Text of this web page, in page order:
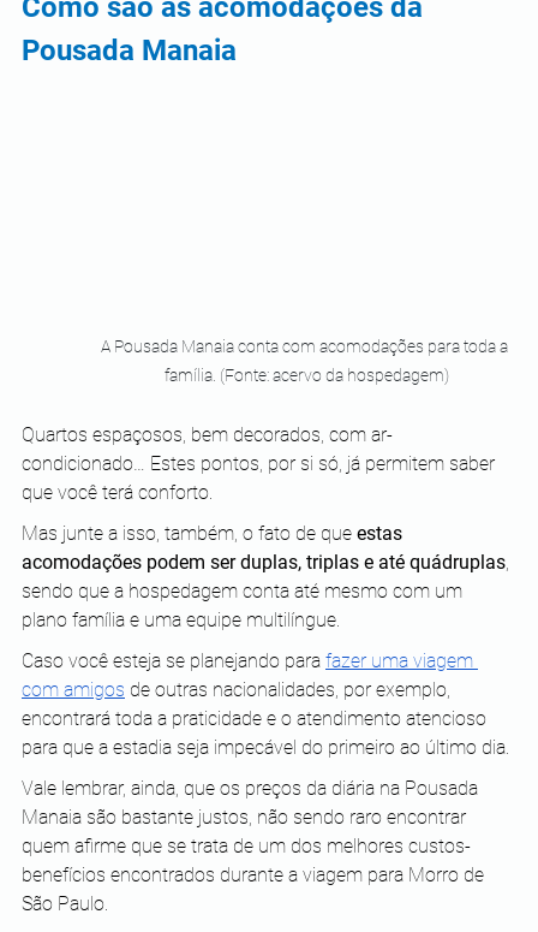
Como são as acomodações da
Pousada Manaia
A Pousada Manaia conta com acomodações para toda a
família. (Fonte: acervo da hospedagem)
Quartos espaçosos, bem decorados, com ar-
condicionado… Estes pontos, por si só, já permitem saber
que você terá conforto.
Mas junte a isso, também, o fato de que estas
acomodações podem ser duplas, triplas e até quádruplas,
sendo que a hospedagem conta até mesmo com um
plano família e uma equipe multilíngue.
Caso você esteja se planejando para fazer uma viagem
com amigos de outras nacionalidades, por exemplo,
encontrará toda a praticidade e o atendimento atencioso
para que a estadia seja impecável do primeiro ao último dia.
Vale lembrar, ainda, que os preços da diária na Pousada
Manaia são bastante justos, não sendo raro encontrar
quem afirme que se trata de um dos melhores custos-
benefícios encontrados durante a viagem para Morro de
São Paulo.